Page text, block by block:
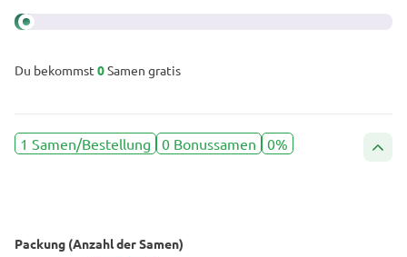
Du bekommst 0Samen gratis
1 Samen/Bestellung 0 Bonussamen 0%
Packung (Anzahl der Samen)